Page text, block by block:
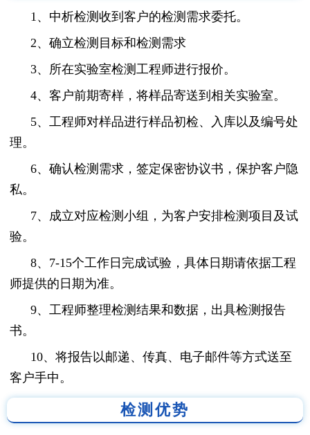
1、中析检测收到客户的检测需求委托。
2、确立检测目标和检测需求
3、所在实验室检测工程师进行报价。
4、客户前期寄样，将样品寄送到相关实验室。
5、工程师对样品进行样品初检、入库以及编号处
理。
6、确认检测需求，签定保密协议书，保护客户隐
私。
7、成立对应检测小组，为客户安排检测项目及试
验。
8、7-15个工作日完成试验，具体日期请依据工程
师提供的日期为准。
9、工程师整理检测结果和数据，出具检测报告
书。
10、将报告以邮递、传真、电子邮件等方式送至
客户手中。
检测优势